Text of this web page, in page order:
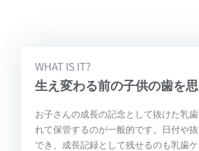
WHAT IS IT?
生え変わる前の子供の歯を思
お子さんの成長の記念として抜けた乳
れて保管するのが一般的です。日付や
でき、成長記録として残せるのも乳歯